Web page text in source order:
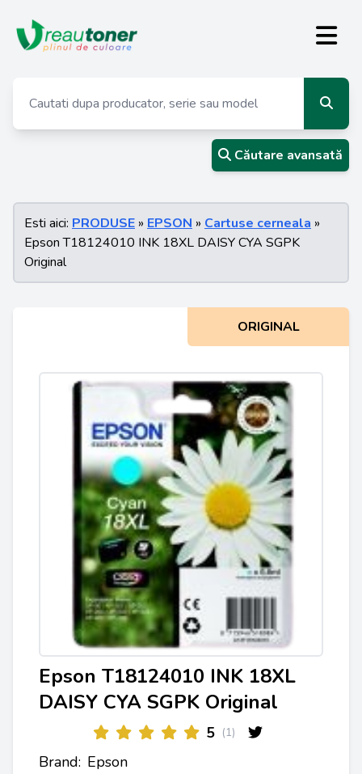
Căutare avansată
Esti aici: PRODUSE » EPSON » Cartuse cerneala »
Epson T18124010 INK 18XL DAISY CYA SGPK
Original
ORIGINAL
Epson T18124010 INK 18XL
DAISY CYA SGPK Original
5 (1)
Brand: Epson